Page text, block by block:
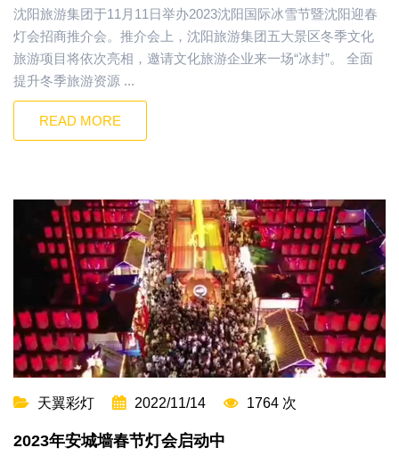
沈阳旅游集团于11月11日举办2023沈阳国际冰雪节暨沈阳迎春
灯会招商推介会。推介会上，沈阳旅游集团五大景区冬季文化
旅游项目将依次亮相，邀请文化旅游企业来一场“冰封”。 全面
提升冬季旅游资源 ...
READ MORE
天翼彩灯 2022/11/14 1764 次
2023年安城墙春节灯会启动中